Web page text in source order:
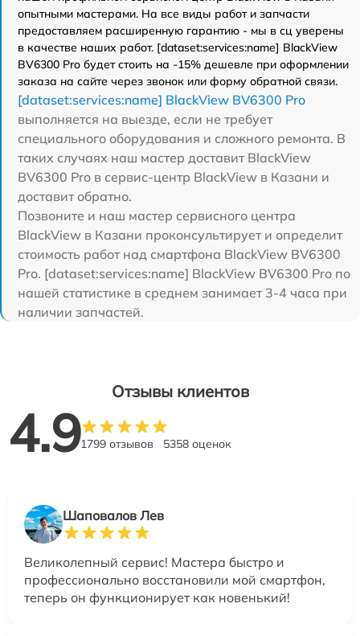
опытными мастерами. На все виды работ и запчасти
предоставляем расширенную гарантию - мы в сц уверены
в качестве наших работ. [dataset:services:name] BlackView
BV6300 Pro будет стоить на -15% дешевле при оформлении
заказа на сайте через звонок или форму обратной связи.
[dataset:services:name] BlackView BV6300 Pro
выполняется на выезде, если не требует
специального оборудования и сложного ремонта. В
таких случаях наш мастер доставит BlackView
BV6300 Pro в сервис-центр BlackView в Казани и
доставит обратно.
Позвоните и наш мастер сервисного центра
BlackView в Казани проконсультирует и определит
стоимость работ над смартфона BlackView BV6300
Pro. [dataset:services:name] BlackView BV6300 Pro по
нашей статистике в среднем занимает 3-4 часа при
наличии запчастей.
Отзывы клиентов
4.91799 отзывов 5358 оценок
Шаповалов Лев
Великолепный сервис! Мастера быстро и
профессионально восстановили мой смартфон,
теперь он функционирует как новенький!